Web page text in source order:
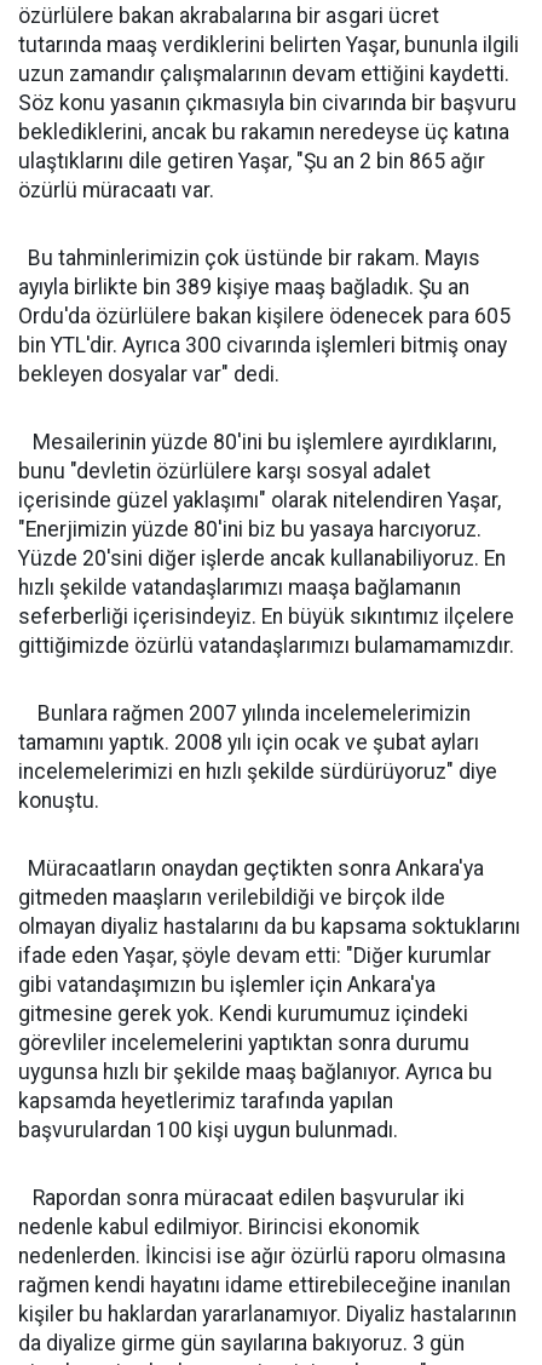
özürlülere bakan akrabalarına bir asgari ücret
tutarında maaş verdiklerini belirten Yaşar, bununla ilgili
uzun zamandır çalışmalarının devam ettiğini kaydetti.
Söz konu yasanın çıkmasıyla bin civarında bir başvuru
beklediklerini, ancak bu rakamın neredeyse üç katına
ulaştıklarını dile getiren Yaşar, "Şu an 2 bin 865 ağır
özürlü müracaatı var.
Bu tahminlerimizin çok üstünde bir rakam. Mayıs
ayıyla birlikte bin 389 kişiye maaş bağladık. Şu an
Ordu'da özürlülere bakan kişilere ödenecek para 605
bin YTL'dir. Ayrıca 300 civarında işlemleri bitmiş onay
bekleyen dosyalar var" dedi.
Mesailerinin yüzde 80'ini bu işlemlere ayırdıklarını,
bunu "devletin özürlülere karşı sosyal adalet
içerisinde güzel yaklaşımı" olarak nitelendiren Yaşar,
"Enerjimizin yüzde 80'ini biz bu yasaya harcıyoruz.
Yüzde 20'sini diğer işlerde ancak kullanabiliyoruz. En
hızlı şekilde vatandaşlarımızı maaşa bağlamanın
seferberliği içerisindeyiz. En büyük sıkıntımız ilçelere
gittiğimizde özürlü vatandaşlarımızı bulamamamızdır.
Bunlara rağmen 2007 yılında incelemelerimizin
tamamını yaptık. 2008 yılı için ocak ve şubat ayları
incelemelerimizi en hızlı şekilde sürdürüyoruz" diye
konuştu.
Müracaatların onaydan geçtikten sonra Ankara'ya
gitmeden maaşların verilebildiği ve birçok ilde
olmayan diyaliz hastalarını da bu kapsama soktuklarını
ifade eden Yaşar, şöyle devam etti: "Diğer kurumlar
gibi vatandaşımızın bu işlemler için Ankara'ya
gitmesine gerek yok. Kendi kurumumuz içindeki
görevliler incelemelerini yaptıktan sonra durumu
uygunsa hızlı bir şekilde maaş bağlanıyor. Ayrıca bu
kapsamda heyetlerimiz tarafında yapılan
başvurulardan 100 kişi uygun bulunmadı.
Rapordan sonra müracaat edilen başvurular iki
nedenle kabul edilmiyor. Birincisi ekonomik
nedenlerden. İkincisi ise ağır özürlü raporu olmasına
rağmen kendi hayatını idame ettirebileceğine inanılan
kişiler bu haklardan yararlanamıyor. Diyaliz hastalarının
da diyalize girme gün sayılarına bakıyoruz. 3 gün